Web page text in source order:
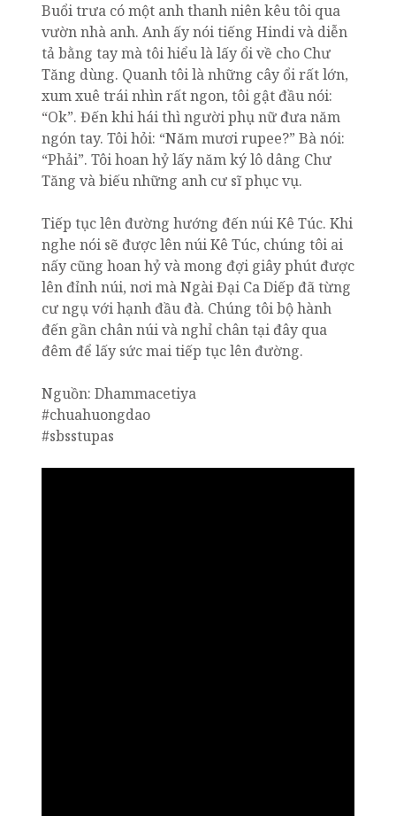
Buổi trưa có một anh thanh niên kêu tôi qua
vườn nhà anh. Anh ấy nói tiếng Hindi và diễn
tả bằng tay mà tôi hiểu là lấy ổi về cho Chư
Tăng dùng. Quanh tôi là những cây ổi rất lớn,
xum xuê trái nhìn rất ngon, tôi gật đầu nói:
“Ok”. Đến khi hái thì người phụ nữ đưa năm
ngón tay. Tôi hỏi: “Năm mươi rupee?” Bà nói:
“Phải”. Tôi hoan hỷ lấy năm ký lô dâng Chư
Tăng và biếu những anh cư sĩ phục vụ.
Tiếp tục lên đường hướng đến núi Kê Túc. Khi
nghe nói sẽ được lên núi Kê Túc, chúng tôi ai
nấy cũng hoan hỷ và mong đợi giây phút được
lên đỉnh núi, nơi mà Ngài Đại Ca Diếp đã từng
cư ngụ với hạnh đầu đà. Chúng tôi bộ hành
đến gần chân núi và nghỉ chân tại đây qua
đêm để lấy sức mai tiếp tục lên đường.
Nguồn: Dhammacetiya
#chuahuongdao
#sbsstupas